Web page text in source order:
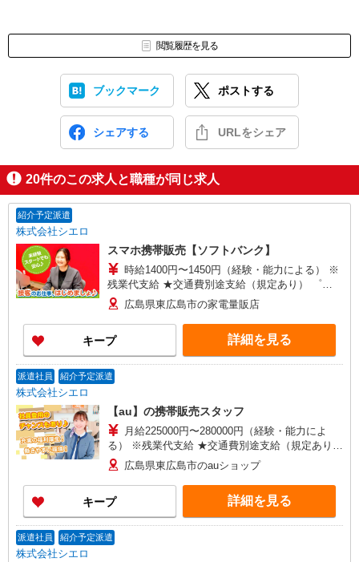
閲覧履歴を見る
ブックマーク ポストする
シェアする URLをシェア
20件のこの求人と職種が同じ求人
紹介予定派遣
株式会社シエロ
スマホ携帯販売【ソフトバンク】
時給1400円〜1450円（経験・能力による） ※
残業代支給 ★交通費別途支給（規定あり） ゜
+゜・。○。・゜+゜・。○。・゜+゜ 入社祝い金10
万円支給(規定有) お友達を紹介頂くと, インセンテ
ィブ支給(規定有) ★月2回払い・週払い可能（規程
有）★ ゜・。○。・゜+゜・。○。・゜+゜
広島県東広島市の家電量販店
キープ 詳細を見る
派遣社員 紹介予定派遣
株式会社シエロ
【au】の携帯販売スタッフ
月給225000円〜280000円（経験・能力によ
る） ※残業代支給 ★交通費別途支給（規定あり）
゜+゜・。○。・゜+゜・。○。・゜+゜ 入社祝い金
10万円支給(規定有) お友達を紹介頂くと, インセン
ティブ支給(規定有) ゜・。○。・゜+゜・。
○。・゜+゜
広島県東広島市のauショップ
キープ 詳細を見る
派遣社員 紹介予定派遣
株式会社シエロ